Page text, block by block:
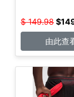
$ 149.98 $
由此查